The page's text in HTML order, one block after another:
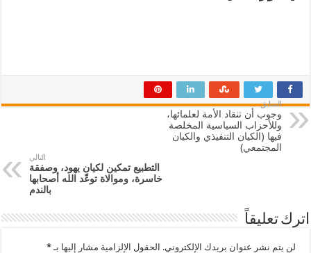
السابق
وجوب أن تنقاد الأمة لعلمائها،
وللأحزاب السياسية المخلصة
فيها (الكيان التنفيذي والكيان
المجتمعي)
التالي
التطبيع تمكين لكيان يهود، وصفقة
خاسرة، وموالاة توعّد الله أصحابها
بالندم
اترك تعليقاً
لن يتم نشر عنوان بريدك الإلكتروني. الحقول الإلزامية مشار إليها بـ*